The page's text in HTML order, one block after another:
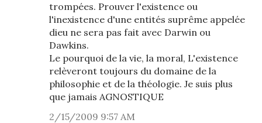
trompées. Prouver l'existence ou
l'inexistence d'une entités suprême appelée
dieu ne sera pas fait avec Darwin ou
Dawkins.
Le pourquoi de la vie, la moral, L'existence
relèveront toujours du domaine de la
philosophie et de la théologie. Je suis plus
que jamais AGNOSTIQUE
2/15/2009 9:57 AM